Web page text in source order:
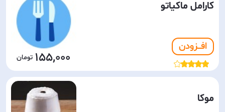
کارامل ماکیاتو
افـــزودن
155,000
موکا